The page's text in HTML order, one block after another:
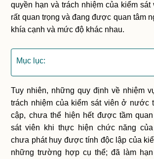
quyền hạn và trách nhiệm của kiểm sát
rất quan trọng và đang được quan tâm
khía cạnh và mức độ khác nhau.
Mục lục:
Tuy nhiên, những quy định về nhiệm
trách nhiệm của kiểm sát viên ở nước
cập, chưa thể hiện hết được tầm
sát viên khi thực hiện chức năng
chưa phát huy được tính độc lập của
những trường hợp cụ thể; đã làm